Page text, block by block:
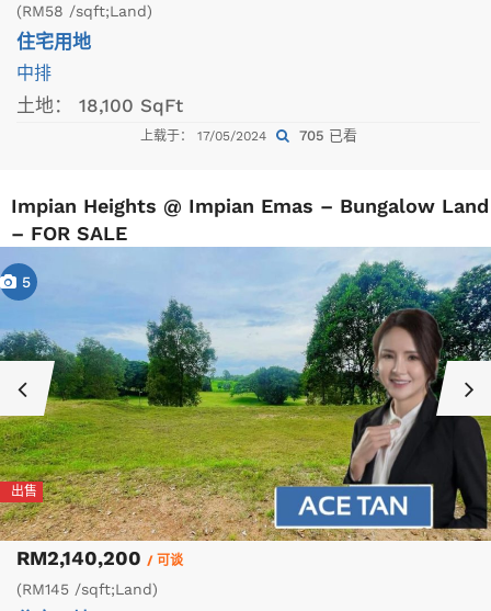
(RM58 /sqft;Land)
住宅用地
中排
土地： 18,100 SqFt
上载于： 17/05/2024 705 已看
Impian Heights @ Impian Emas – Bungalow Land
– FOR SALE
5
出售
RM2,140,200 / 可谈
(RM145 /sqft;Land)